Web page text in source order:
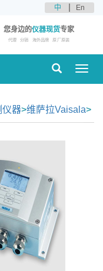
中 En
您身边的仪器现货专家
代理 分销 海外品牌 原厂原装
仪器>维萨拉Vaisala>